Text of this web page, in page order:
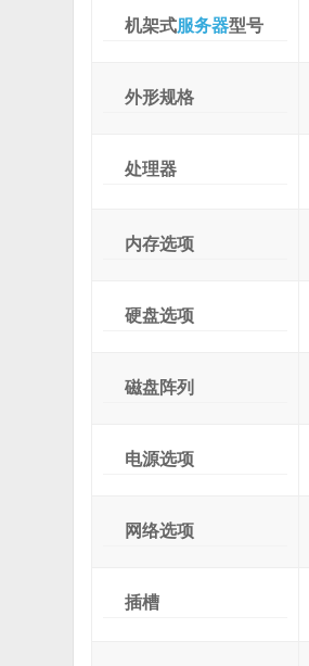
机架式服务器型号
外形规格
处理器
内存选项
硬盘选项
磁盘阵列
电源选项
网络选项
插槽